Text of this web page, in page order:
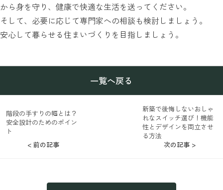
から身を守り、健康で快適な生活を送ってください。
そして、必要に応じて専門家への相談も検討しましょう。
安心して暮らせる住まいづくりを目指しましょう。
< 前の記事
階段の手すりの幅とは？
安全設計のためのポイン
ト
一覧へ戻る
新築で後悔しないおしゃ
れなスイッチ選び！機能
性とデザインを両立させ
る方法
次の記事 >